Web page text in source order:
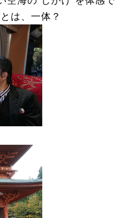
は、一体？